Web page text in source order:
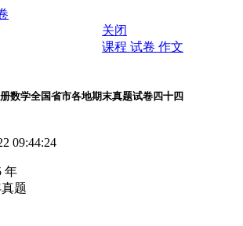
关闭
课程 试卷 作文
数学全国省市各地期末真题试卷四十四
09:44:24
年
题